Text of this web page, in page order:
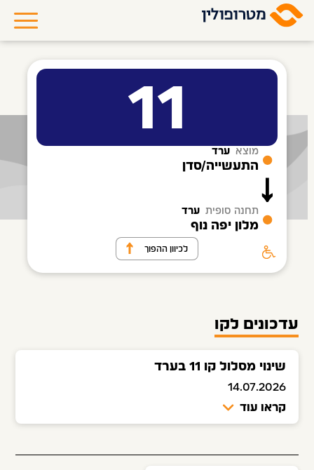
11
מוצא ערד
התעשייה/סדן
תחנה סופית ערד
מלון יפה נוף
לכיוון ההפוך
עדכונים לקו
שינוי מסלול קו 11 בערד
14.07.2026
קראו עוד